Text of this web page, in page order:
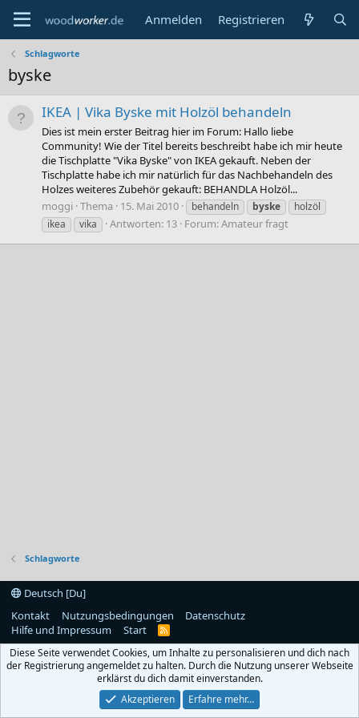
Anmelden Registrieren
Schlagworte
byske
IKEA | Vika Byske mit Holzöl behandeln
Dies ist mein erster Beitrag hier im Forum: Hallo liebe
Community! Wie der Titel bereits beschreibt habe ich mir heute
die Tischplatte "Vika Byske" von IKEA gekauft. Neben der
Tischplatte habe ich mir natürlich für das Nachbehandeln des
Holzes weiteres Zubehör gekauft: BEHANDLA Holzöl...
moggi Thema 15. Mai 2010 behandeln byske
holzöl
ikea
vika Antworten: 13 Forum:Amateur fragt
Schlagworte
Deutsch [Du]
Kontakt
Nutzungsbedingungen
Datenschutz
Hilfe und Impressum
Start
R
S
Diese Seite verwendet Cookies, um Inhalte zu personalisieren und dich nach
der Registrierung angemeldet zu halten. Durch die Nutzung unserer Webseite
erklärst du dich damit einverstanden.
Akzeptieren
Erfahre mehr…